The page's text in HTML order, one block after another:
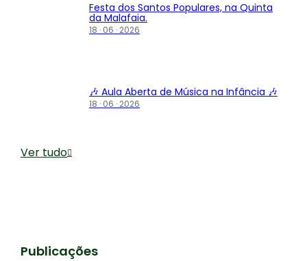
Festa dos Santos Populares, na Quinta
da Malafaia.
18 · 06 · 2026
🎶 Aula Aberta de Música na Infância 🎶
18 · 06 · 2026
Ver tudo
Publicações